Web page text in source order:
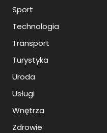
Sport
Technologia
Transport
Turystyka
Uroda
Usługi
Wnętrza
Zdrowie